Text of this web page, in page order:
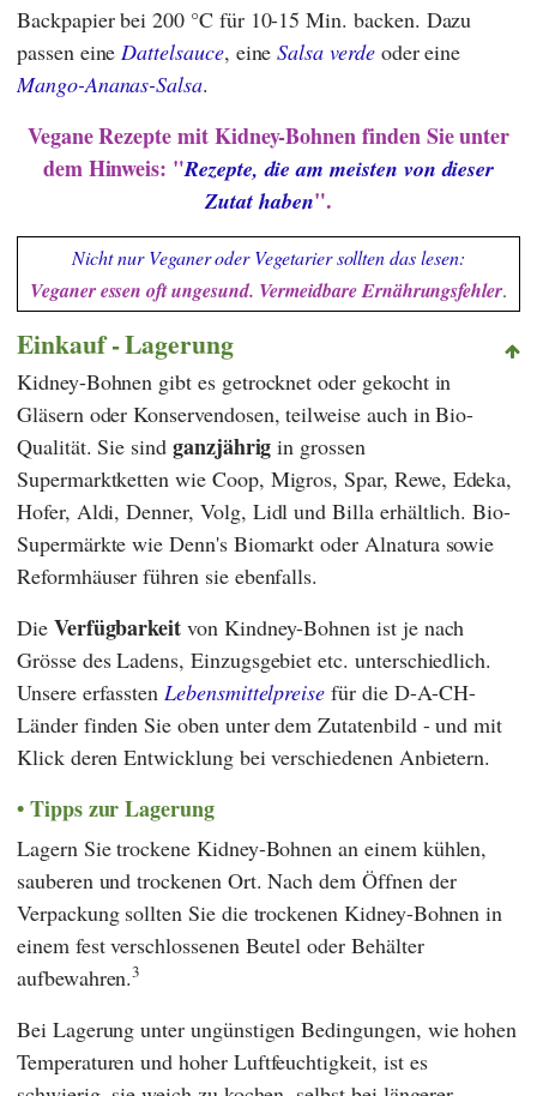
Backpapier bei 200 °C für 10-15 Min. backen. Dazu
passen eineDattelsauce, eineSalsa verdeoder eine
Mango-Ananas-Salsa.
Vegane Rezepte mit Kidney-Bohnen finden Sie unter
dem Hinweis: "Rezepte, die am meisten von dieser
Zutat haben".
Nicht nur Veganer oder Vegetarier sollten das lesen:
Veganer essen oft ungesund. Vermeidbare Ernährungsfehler.
Einkauf - Lagerung
Kidney-Bohnen gibt es getrocknet oder gekocht in
Gläsern oder Konservendosen, teilweise auch in Bio-
Qualität. Sie sind ganzjährig in grossen
Supermarktketten wie Coop, Migros,Spar, Rewe, Edeka,
Hofer, Aldi,Denner, Volg, Lidl undBillaerhältlich. Bio-
Supermärkte wieDenn's Biomarkt oderAlnatura sowie
Reformhäuser führen sie ebenfalls.
Die Verfügbarkeit von Kindney-Bohnen ist je nach
Grösse des Ladens, Einzugsgebiet etc. unterschiedlich.
Unsere erfasstenLebensmittelpreise für die D-A-CH-
Länder finden Sie oben unter dem Zutatenbild - und mit
Klick deren Entwicklung bei verschiedenen Anbietern.
Tipps zur Lagerung
Lagern Sie trockene Kidney-Bohnen an einem kühlen,
sauberen und trockenen Ort. Nach dem Öffnen der
Verpackung sollten Sie die trockenen Kidney-Bohnen in
einem fest verschlossenen Beutel oder Behälter
aufbewahren.3
Bei Lagerung unter ungünstigen Bedingungen, wie hohen
Temperaturen und hoher Luftfeuchtigkeit, ist es